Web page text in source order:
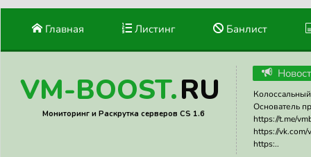
Главная Листинг Банлист
VM-BOOST.RU
Мониторинг и Раскрутка серверов CS 1.6
Основатель
https://t.me/
https://vk.com/
https:..